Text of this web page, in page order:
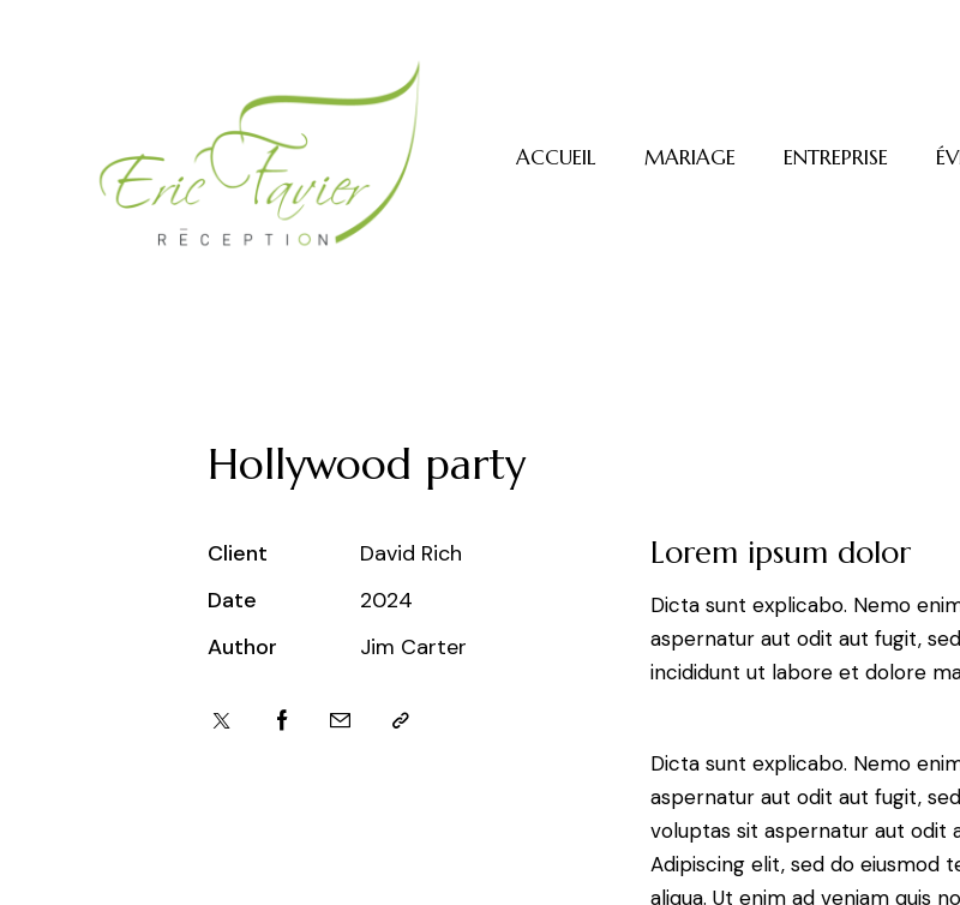
ACCUEIL MARIAGE ENTREPRISE
Hollywood party
Client
David Rich
Date
2024
Author
Jim Carter
Lorem ipsum dolor
Dicta sunt explicabo. Nemo
aspernatur aut odit aut fugit,
incididunt ut labore et dolore
Dicta sunt explicabo. Nemo
aspernatur aut odit aut fugit,
voluptas sit aspernatur aut odit
Adipiscing elit, sed do eiusmod
aliqua. Ut enim ad veniam quis